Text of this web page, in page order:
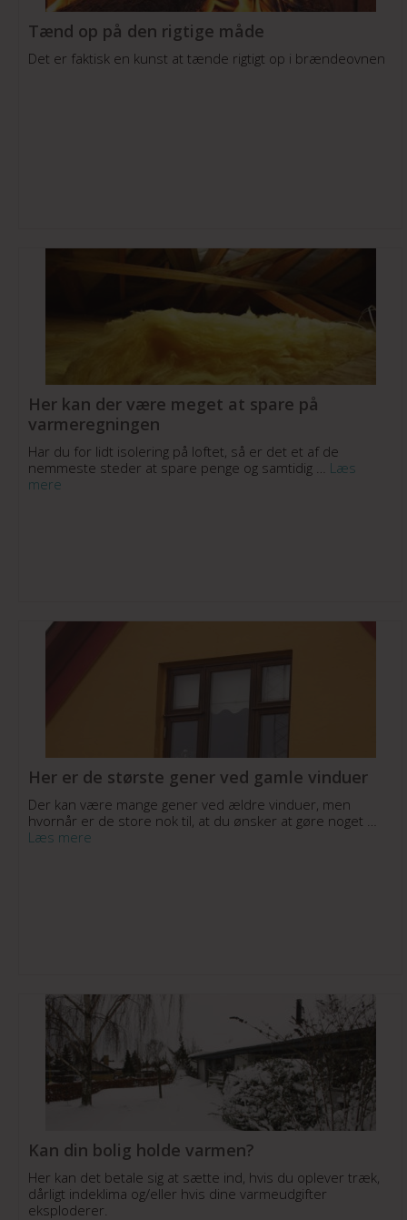
Tænd op på den rigtige måde
Det er faktisk en kunst at tænde rigtigt op i brændeovnen
Her kan der være meget at spare på
varmeregningen
Har du for lidt isolering på loftet, så er det et af de
nemmeste steder at spare penge og samtidig … Læs
mere
Her er de største gener ved gamle vinduer
Der kan være mange gener ved ældre vinduer, men
hvornår er de store nok til, at du ønsker at gøre noget …
Læs mere
Kan din bolig holde varmen?
Her kan det betale sig at sætte ind, hvis du oplever træk,
dårligt indeklima og/eller hvis dine varmeudgifter
eksploderer.